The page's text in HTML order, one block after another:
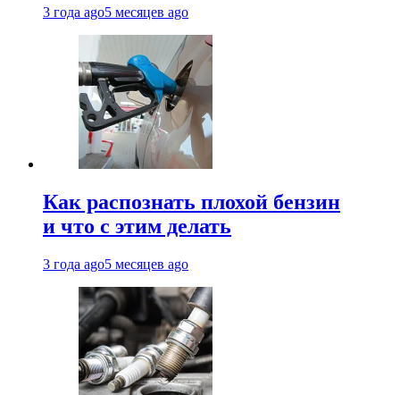
3 года ago5 месяцев ago
Как распознать плохой бензин
и что с этим делать
3 года ago5 месяцев ago